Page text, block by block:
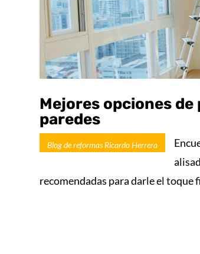
Mejores opciones
paredes
Blog de reformas Ricardo Herrera
recomendadas para darle el toque